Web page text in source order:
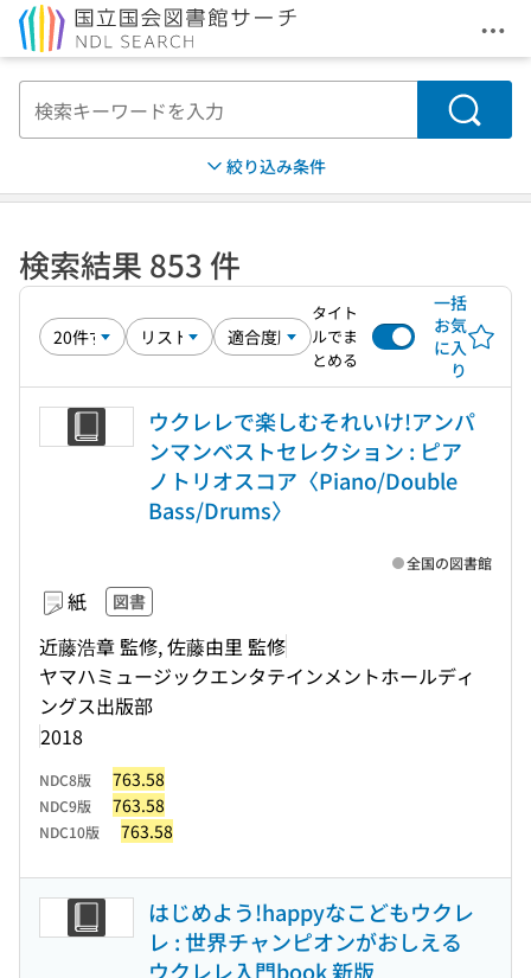
メ
検索
絞り込み条件
検索結果 853 件
タイト
ルでま
とめる
一括
お気
に入
り
ウクレレで楽しむそれいけ!アンパ
ンマンベストセレクション : ピア
ノトリオスコア〈Piano/Double
Bass/Drums〉
紙 図書
近藤浩章 監修, 佐藤由里 監修
ヤマハミュージックエンタテインメントホールディ
ングス出版部
2018
全国の図書館
NDC8版 763.58
NDC9版 763.58
NDC10版 763.58
はじめよう!happyなこどもウクレ
レ : 世界チャンピオンがおしえる
ウクレレ入門book 新版